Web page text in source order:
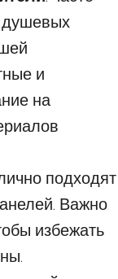
душевых
и
на
подходят
Важно
избежать